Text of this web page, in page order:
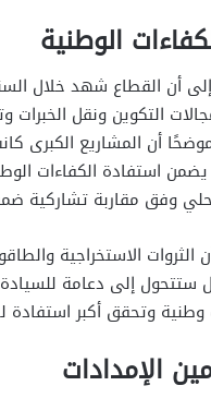
الوطنية
إلى أن القطاع شهد خلال
التكوين ونقل الخبرات
موضحًا أن المشاريع الكبرى
استفادة الكفاءات
وفق مقاربة تشاركية
الاستخراجية
ستتحول إلى دعامة
وطنية وتحقق أكبر استفادة
الإمدادات